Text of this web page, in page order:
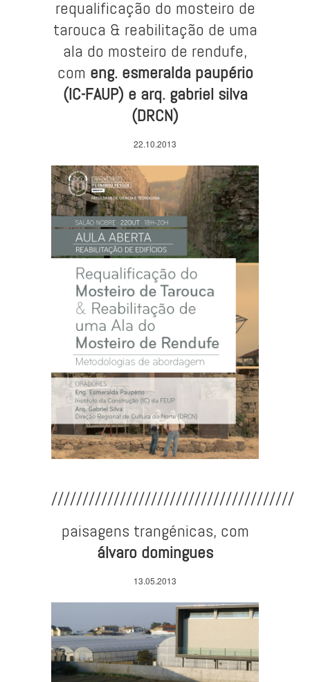
requalificação do mosteiro de
tarouca & reabilitação de uma
ala do mosteiro de rendufe,
com eng. esmeralda paupério
(IC-FAUP) e arq. gabriel silva
(DRCN)
22.10.2013
///////////////////////////////////////
paisagens trangénicas, com
álvaro domingues
13.05.2013